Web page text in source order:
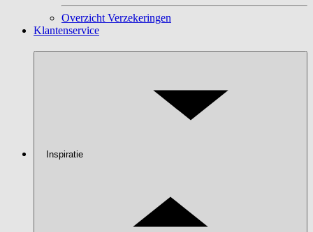
Overzicht Verzekeringen
Klantenservice
Inspiratie